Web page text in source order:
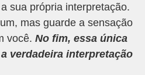
sua própria interpretação.
mas guarde a sensação
você. No fim, essa única
verdadeira interpretação